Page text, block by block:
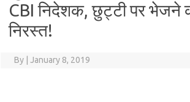
CBI निदेशक, छुट्टी पर
निरस्त!
By January 8, 2019